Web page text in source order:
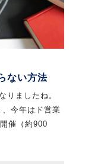
ない方法
りましたね。
今年はド営業
催（約900